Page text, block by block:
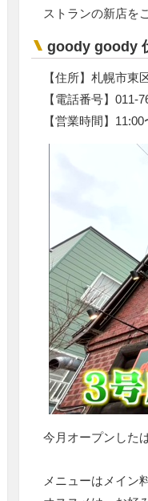
ストランの新店を
goody goody
【住所】札幌市東
【電話番号】011-
【営業時間】
今月オープンした
メニューはメイン